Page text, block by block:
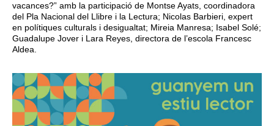
vacances?” amb la participació de Montse Ayats, coordinadora
del Pla Nacional del Llibre i la Lectura; Nicolas Barbieri, expert
en polítiques culturals i desigualtat; Mireia Manresa; Isabel Solé;
Guadalupe Jover i Lara Reyes, directora de l’escola Francesc
Aldea.